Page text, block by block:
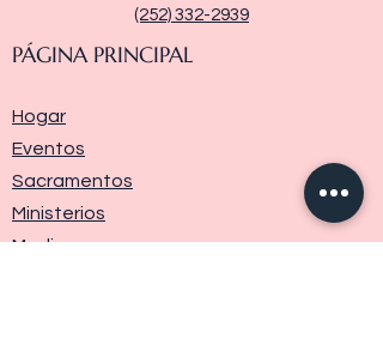
(252) 332-2939
PÁGINA PRINCIPAL
Hogar
Eventos
Sacramentos
Ministerios
Media